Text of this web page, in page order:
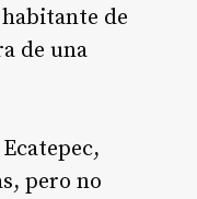
de
de una
pero no